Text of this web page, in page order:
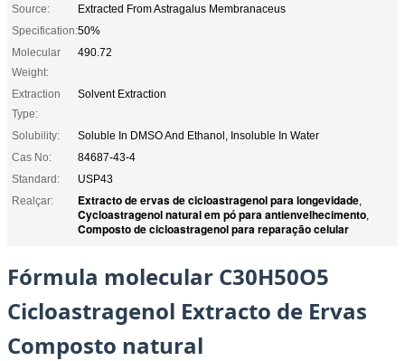
Source:
Extracted From Astragalus Membranaceus
Specification:50%
Molecular
Weight:
490.72
Extraction
Type:
Solvent Extraction
Solubility:
Soluble In DMSO And Ethanol, Insoluble In Water
Cas No:
84687-43-4
Standard:
USP43
Realçar:
Extracto de ervas de cicloastragenol para longevidade,
Cycloastragenol natural em pó para antienvelhecimento,
Composto de cicloastragenol para reparação celular
Fórmula molecular C30H50O5
Cicloastragenol Extracto de Ervas
Composto natural